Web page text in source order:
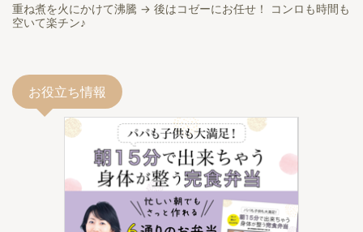
重ね煮を火にかけて沸騰 → 後はコゼーにお任せ！ コンロも時間も
空いて楽チン♪
お役立ち情報